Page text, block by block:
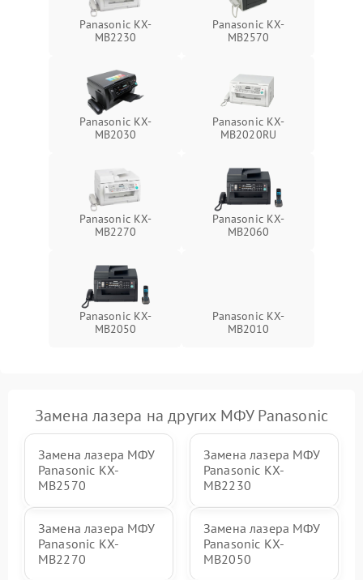
Panasonic KX-
MB2230
Panasonic KX-
MB2570
Panasonic KX-
MB2030
Panasonic KX-
MB2020RU
Panasonic KX-
MB2270
Panasonic KX-
MB2060
Panasonic KX-
MB2050
Panasonic KX-
MB2010
Замена лазера на других МФУ Panasonic
Замена лазера МФУ
Panasonic KX-
MB2570
Замена лазера МФУ
Panasonic KX-
MB2230
Замена лазера МФУ
Panasonic KX-
MB2270
Замена лазера МФУ
Panasonic KX-
MB2050